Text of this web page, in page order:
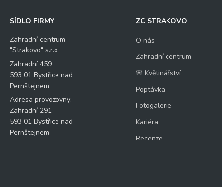
SÍDLO FIRMY
Zahradní centrum
"Strakovo" s.r.o
Zahradní 459
593 01 Bystřice nad
Pernštejnem
Adresa provozovny:
Zahradní 291
593 01 Bystřice nad
Pernštejnem
ZC STRAKOVO
O nás
Zahradní centrum
🌸 Květinářství
Poptávka
Fotogalerie
Kariéra
Recenze